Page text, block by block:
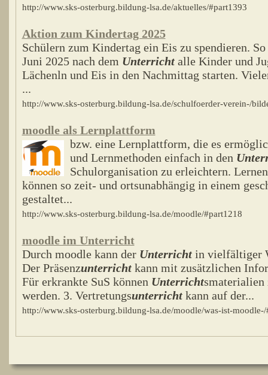
http://www.sks-osterburg.bildung-lsa.de/aktuelles/#part1393
Aktion zum Kindertag 2025
Schülern zum Kindertag ein Eis zu spendieren.
Juni 2025 nach dem Unterrichtalle Kinder und
Lächenln und Eis in den Nachmittag starten.
...
http://www.sks-osterburg.bildung-lsa.de/schulfoerder-verein-/
moodle als Lernplattform
bzw. eine Lernplattform, die es
und Lernmethoden einfach in den
Schulorganisation zu erleichtern.
können so zeit- und ortsunabhängig in einem
gestaltet...
http://www.sks-osterburg.bildung-lsa.de/moodle/#part1218
moodle im Unterricht
Durch moodle kann der Unterrichtin vielfältiger
Der Präsenzunterrichtkann mit zusätzlichen
Für erkrankte SuS können Unterrichtsmaterialien
werden. 3. Vertretungsunterrichtkann auf der...
http://www.sks-osterburg.bildung-lsa.de/moodle/was-ist-moodle-/